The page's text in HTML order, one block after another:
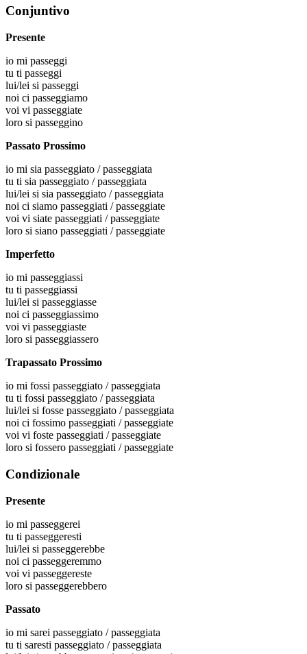
Conjuntivo
Presente
io mi passeggi
tu ti passeggi
lui/lei si passeggi
noi ci passeggiamo
voi vi passeggiate
loro si passeggino
Passato Prossimo
io mi sia passeggiato / passeggiata
tu ti sia passeggiato / passeggiata
lui/lei si sia passeggiato / passeggiata
noi ci siamo passeggiati / passeggiate
voi vi siate passeggiati / passeggiate
loro si siano passeggiati / passeggiate
Imperfetto
io mi passeggiassi
tu ti passeggiassi
lui/lei si passeggiasse
noi ci passeggiassimo
voi vi passeggiaste
loro si passeggiassero
Trapassato Prossimo
io mi fossi passeggiato / passeggiata
tu ti fossi passeggiato / passeggiata
lui/lei si fosse passeggiato / passeggiata
noi ci fossimo passeggiati / passeggiate
voi vi foste passeggiati / passeggiate
loro si fossero passeggiati / passeggiate
Condizionale
Presente
io mi passeggerei
tu ti passeggeresti
lui/lei si passeggerebbe
noi ci passeggeremmo
voi vi passeggereste
loro si passeggerebbero
Passato
io mi sarei passeggiato / passeggiata
tu ti saresti passeggiato / passeggiata